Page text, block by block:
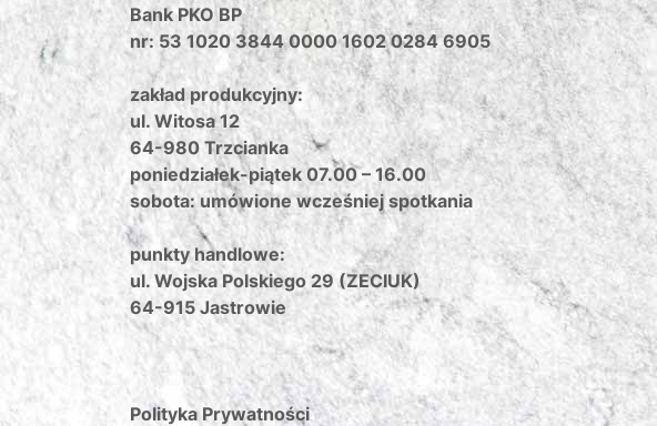
Bank PKO BP
nr: 53 1020 3844 0000 1602 0284 6905
zakład produkcyjny:
ul. Witosa 12
64-980 Trzcianka
poniedziałek-piątek 07.00 – 16.00
sobota: umówione wcześniej spotkania
punkty handlowe:
ul. Wojska Polskiego 29 (ZECIUK)
64-915 Jastrowie
Polityka Prywatności